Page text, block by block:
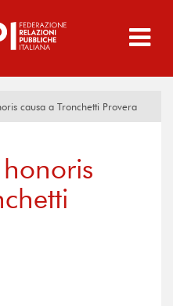
causa a Tronchetti Provera